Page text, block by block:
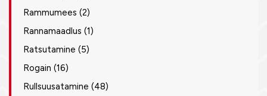
Rammumees (2)
Rannamaadlus (1)
Ratsutamine (5)
Rogain (16)
Rullsuusatamine (48)